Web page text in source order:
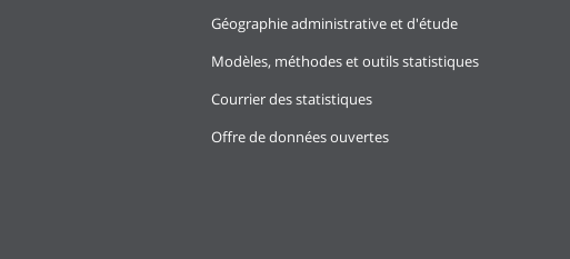
Géographie administrative et d'étude
Modèles, méthodes et outils statistiques
Courrier des statistiques
Offre de données ouvertes